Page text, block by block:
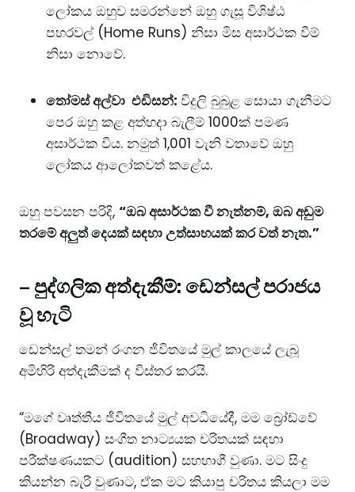
ලෝකය ඔහුව සමරන්නේ ඔහු ගැසූ විශිෂ්ඨ
පහරවල් (Home Runs) නිසා මිස අසාර්ථක වීම්
නිසා නොවේ.
තෝමස් අල්වා එඩිසන්: විදුලි බුබුළ සොයා ගැනීමට
පෙර ඔහු කළ අත්හදා බැලීම් 1000ක් පමණ
අසාර්ථක විය. නමුත් 1,001 වැනි වතාවේ ඔහු
ලෝකය ආලෝකවත් කළේය.
ඔහු පවසන පරිදි, “ඔබ අසාර්ථක වී නැත්නම්, ඔබ අඩුම
තරමේ අලුත් දෙයක් සඳහා උත්සාහයක් කර වත් නැත.”
– පුද්ගලික අත්දැකීම්: ඩෙන්සල් පරාජය
වූ හැටි
ඩෙන්සල් තමන් රංගන ජීවිතයේ මුල් කාලයේ ලැබූ
අමිහිරි අත්දැකීමක් ද විස්තර කරයි.
“මගේ වෘත්තීය ජීවිතයේ මුල් අවධියේදී, මම බ්‍රෝඩ්වේ
(Broadway) සංගීත නාට්‍යයක චරිතයක් සඳහා
පරීක්ෂණයකට (audition) සහභාගී වුණා. මට සිංදු
කියන්න බැරි වුණාට, ඒක මට කියාපු චරිතය කියලා මම